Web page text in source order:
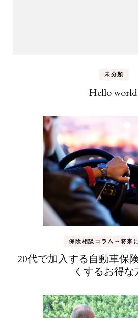
未分類
Hello
保険相談コラム～将来
20代で加入する自動車保
くするお得な